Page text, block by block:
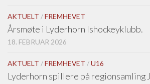
AKTUELT /FREMHEVET
Årsmøte i Lyderhorn Ishockeyklubb.
18. FEBRUAR 2026
AKTUELT /FREMHEVET /U16
Lyderhorn spillere på regionsamling